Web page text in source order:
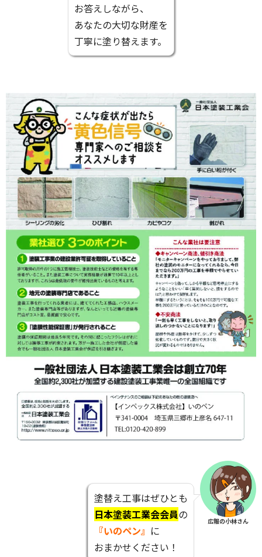
お答えしながら、
あなたの大切な財産を
丁寧に塗り替えます。
塗替え工事はぜひとも
日本塗装工業会会員の
『いのペン』 に
おまかせください！
広報の小林さん